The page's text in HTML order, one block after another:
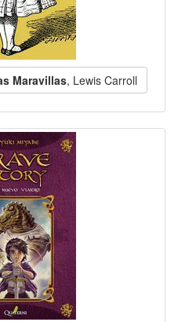
Maravillas, Lewis Carroll